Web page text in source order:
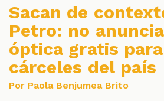
Sacan de
Petro: no
óptica gratis
cárceles del país
Por Paola Benjumea Brito